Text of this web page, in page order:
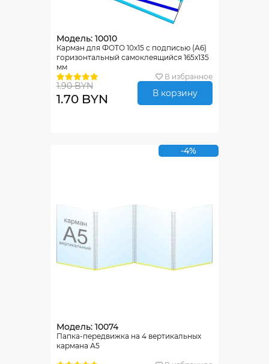
Модель: 10010
Карман для ФОТО 10х15 с подписью (А6)
горизонтальный самоклеящийся 165х135
мм
В избранное
1.90 BYN
1.70 BYN В корзину
-4%
Модель: 10074
Папка-передвижка на 4 вертикальных
кармана А5